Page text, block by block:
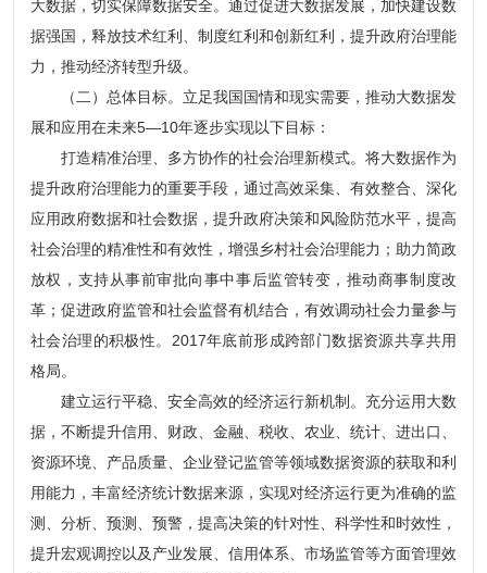
大数据，切实保障数据安全。通过促进大数据发展，加快建设数
据强国，释放技术红利、制度红利和创新红利，提升政府治理能
力，推动经济转型升级。
（二）总体目标。立足我国国情和现实需要，推动大数据发
展和应用在未来5—10年逐步实现以下目标：
打造精准治理、多方协作的社会治理新模式。将大数据作为
提升政府治理能力的重要手段，通过高效采集、有效整合、深化
应用政府数据和社会数据，提升政府决策和风险防范水平，提高
社会治理的精准性和有效性，增强乡村社会治理能力；助力简政
放权，支持从事前审批向事中事后监管转变，推动商事制度改
革；促进政府监管和社会监督有机结合，有效调动社会力量参与
社会治理的积极性。2017年底前形成跨部门数据资源共享共用
格局。
建立运行平稳、安全高效的经济运行新机制。充分运用大数
据，不断提升信用、财政、金融、税收、农业、统计、进出口、
资源环境、产品质量、企业登记监管等领域数据资源的获取和利
用能力，丰富经济统计数据来源，实现对经济运行更为准确的监
测、分析、预测、预警，提高决策的针对性、科学性和时效性，
提升宏观调控以及产业发展、信用体系、市场监管等方面管理效